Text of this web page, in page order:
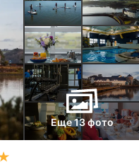
Еще 13 фото